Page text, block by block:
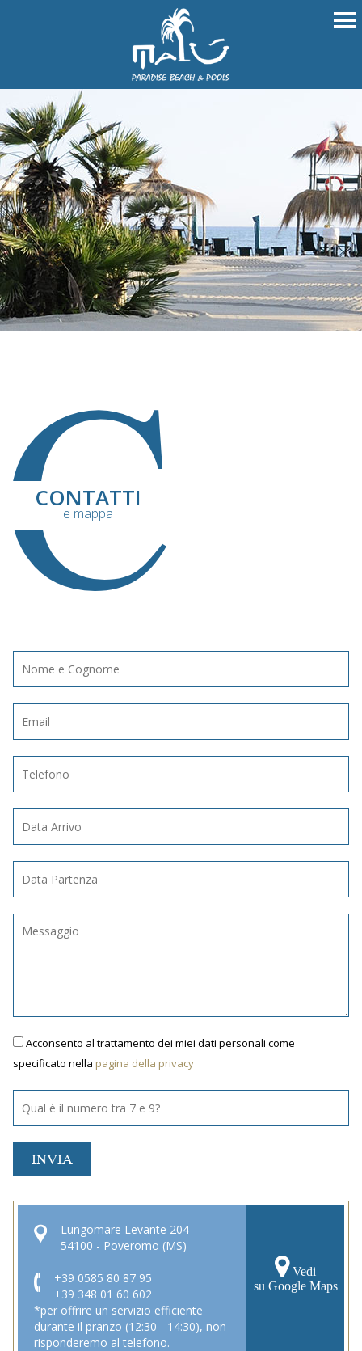
C
CONTATTI
e mappa
Acconsento al trattamento dei miei dati personali come
specificato nella pagina della privacy
INVIA
Lungomare Levante 204 -
54100 - Poveromo (MS)
+39 0585 80 87 95
+39 348 01 60 602
*per offrire un servizio efficiente
durante il pranzo (12:30 - 14:30), non
risponderemo al telefono.
Vedi
su Google Maps